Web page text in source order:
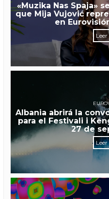
«Muzika Nas Spaja»
que Mija Vujović
en
Albania abrirá la
para el Festivali i
27 de